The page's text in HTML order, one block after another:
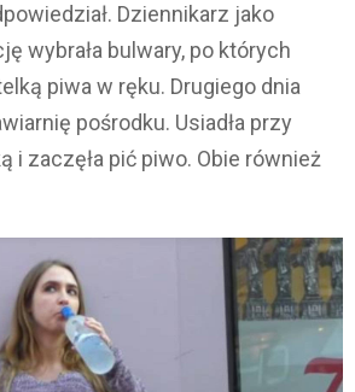
Dziennikarz jako
wybrała bulwary, po których
piwa w ręku. Drugiego dnia
pośrodku. Usiadła przy
i zaczęła pić piwo. Obie również